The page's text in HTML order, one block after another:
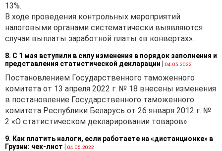
13%.
В ходе проведения контрольных мероприятий
налоговыми органами систематически выявляются
случаи выплаты заработной платы «в конвертах».
8. С 1 мая вступили в силу изменения в порядок заполнения и
представления статистической декларации | 04.05.2022
Постановлением Государственного таможенного
комитета от 13 апреля 2022 г. № 18 внесены изменения
в постановление Государственного таможенного
комитета Республики Беларусь от 26 января 2012 г. №
2 «О статистическом декларировании товаров».
9. Как платить налоги, если работаете на «дистанционке» в
Грузии: чек-лист | 04.05.2022